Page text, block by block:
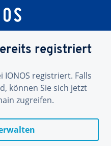
registriert
registriert. Falls
können Sie sich jetzt
zugreifen.